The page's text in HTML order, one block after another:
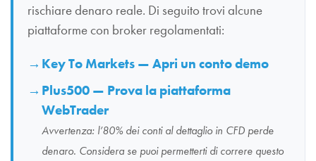
rischiare denaro reale. Di seguito trovi alcune
piattaforme con broker regolamentati:
Key To Markets — Apri un conto demo
Plus500 — Prova la piattaforma
WebTrader
Avvertenza: l’80% dei conti al dettaglio in CFD perde
denaro. Considera se puoi permetterti di correre questo